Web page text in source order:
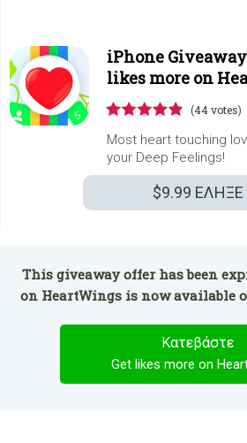
iPhone
likes more on
(44 votes)
Most heart touching
your Deep Feelings!
$9.99 ΕΛΗΞΕ
This giveaway offer has been
on HeartWings is now available
Κατεβάστε
Get likes more on